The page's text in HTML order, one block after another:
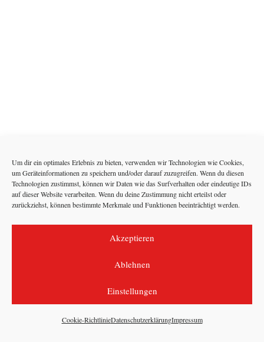
Um dir ein optimales Erlebnis zu bieten, verwenden wir Technologien wie Cookies,
um Geräteinformationen zu speichern und/oder darauf zuzugreifen. Wenn du diesen
Technologien zustimmst, können wir Daten wie das Surfverhalten oder eindeutige IDs
auf dieser Website verarbeiten. Wenn du deine Zustimmung nicht erteilst oder
zurückziehst, können bestimmte Merkmale und Funktionen beeinträchtigt werden.
Akzeptieren
Ablehnen
Einstellungen
Cookie-RichtlinieDatenschutzerklärungImpressum